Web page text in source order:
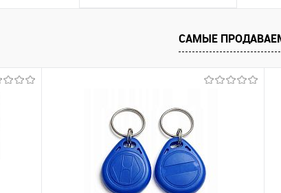
Подписаться
Купить в 1 клик
Сравнение
САМЫЕ